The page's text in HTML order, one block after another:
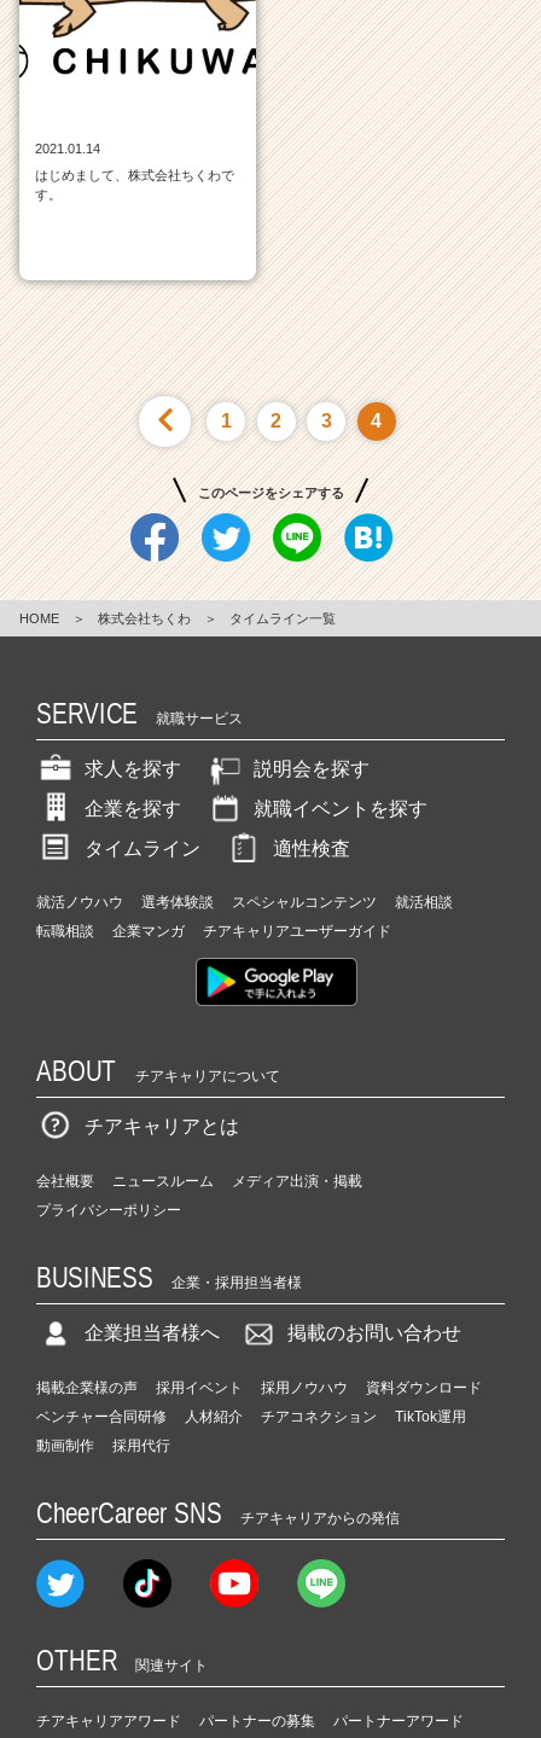
活
イ
ャ
h
a
e
r）
2021.01.14
はじめまして、株式会社ちくわで
す。
1 2 3 4
このページをシェアする
HOME ＞ 株式会社ちくわ ＞ タイムライン一覧
SERVICE 就職サービス
求人を探す
説明会を探す
企業を探す
就職イベントを探す
タイムライン
適性検査
就活ノウハウ 選考体験談 スペシャルコンテンツ
就活相談
転職相談
企業マンガ チアキャリアユーザーガイド
ABOUT チアキャリアについて
チアキャリアとは
会社概要 ニュースルーム
メディア出演・掲載
プライバシーポリシー
BUSINESS 企業・採用担当者様
企業担当者様へ 掲載のお問い合わせ
掲載企業様の声 採用イベント 採用ノウハウ
資料ダウンロード
ベンチャー合同研修
人材紹介 チアコネクション
TikTok運用
動画制作
採用代行
CheerCareer SNS チアキャリアからの発信
OTHER 関連サイト
チアキャリアアワード パートナーの募集 パートナーアワード